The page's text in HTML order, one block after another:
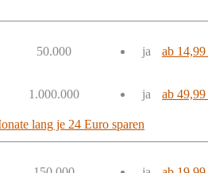
50.000 ja ab 14,99
1.000.000 ja ab 49,99
lang je 24 Euro sparen